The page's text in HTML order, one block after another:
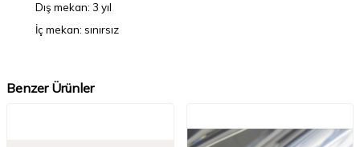
Dış mekan: 3 yıl
İç mekan: sınırsız
Benzer Ürünler